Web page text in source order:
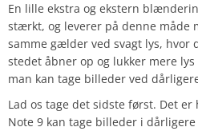
En lille ekstra og ekstern
stærkt, og leverer på denne måde
samme gælder ved svagt lys, hvor
stedet åbner op og lukker mere
man kan tage billeder ved
Lad os tage det sidste først. Det
Note 9 kan tage billeder i